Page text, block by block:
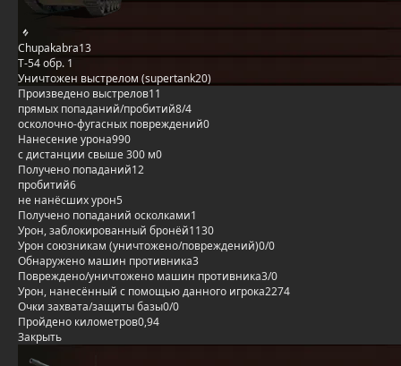
Chupakabra13
Т-54 обр. 1
Уничтожен выстрелом (supertank20)
Произведено выстрелов11
прямых попаданий/пробитий8/4
осколочно-фугасных повреждений0
Нанесение урона990
с дистанции свыше 300 м0
Получено попаданий12
пробитий6
не нанёсших урон5
Получено попаданий осколками1
Урон, заблокированный бронёй1130
Урон союзникам (уничтожено/повреждений)0/0
Обнаружено машин противника3
Повреждено/уничтожено машин противника3/0
Урон, нанесённый с помощью данного игрока2274
Очки захвата/защиты базы0/0
Пройдено километров0,94
Закрыть